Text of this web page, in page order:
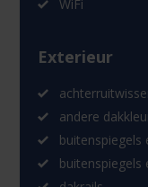
WiFi
Exterieur
andere
buitenspiegels
buitenspiegels